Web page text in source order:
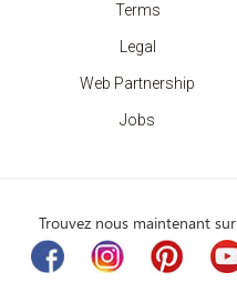
Terms
Legal
Web Partnership
Jobs
Trouvez nous maintenant sur